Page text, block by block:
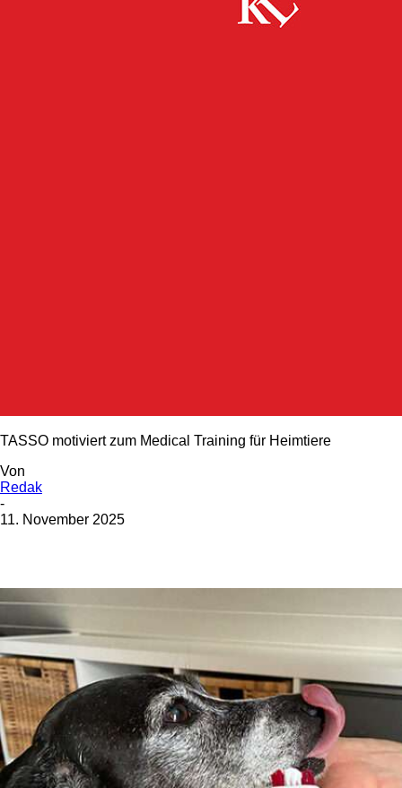
TASSO motiviert zum Medical Training für Heimtiere
Von
Redak
-
11. November 2025